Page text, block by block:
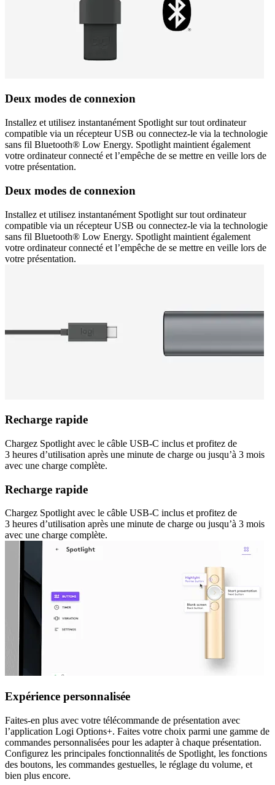
Deux modes de connexion
Installez et utilisez instantanément Spotlight sur tout ordinateur
compatible via un récepteur USB ou connectez-le via la technologie
sans fil Bluetooth® Low Energy. Spotlight maintient également
votre ordinateur connecté et l’empêche de se mettre en veille lors de
votre présentation.
Deux modes de connexion
Installez et utilisez instantanément Spotlight sur tout ordinateur
compatible via un récepteur USB ou connectez-le via la technologie
sans fil Bluetooth® Low Energy. Spotlight maintient également
votre ordinateur connecté et l’empêche de se mettre en veille lors de
votre présentation.
Recharge rapide
Chargez Spotlight avec le câble USB-C inclus et profitez de
3 heures d’utilisation après une minute de charge ou jusqu’à 3 mois
avec une charge complète.
Recharge rapide
Chargez Spotlight avec le câble USB-C inclus et profitez de
3 heures d’utilisation après une minute de charge ou jusqu’à 3 mois
avec une charge complète.
Expérience personnalisée
Faites-en plus avec votre télécommande de présentation avec
l’application Logi Options+. Faites votre choix parmi une gamme de
commandes personnalisées pour les adapter à chaque présentation.
Configurez les principales fonctionnalités de Spotlight, les fonctions
des boutons, les commandes gestuelles, le réglage du volume, et
bien plus encore.